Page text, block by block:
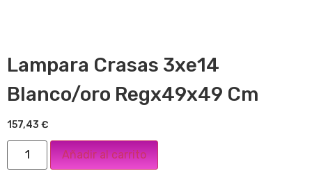
Lampara Crasas 3xe14
Blanco/oro Regx49x49 Cm
157,43 €
Añadir al carrito